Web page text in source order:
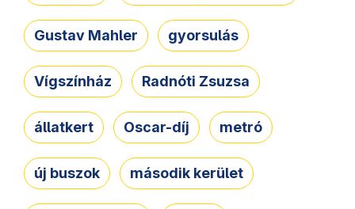
Gustav Mahler gyorsulás
Vígszínház Radnóti Zsuzsa
állatkert Oscar-díj metró
új buszok második kerület